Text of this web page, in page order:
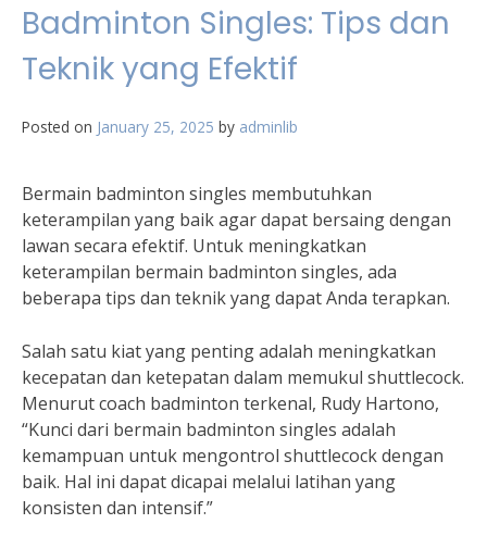
Badminton Singles: Tips dan
Teknik yang Efektif
Posted on January 25, 2025 by adminlib
Bermain badminton singles membutuhkan
keterampilan yang baik agar dapat bersaing dengan
lawan secara efektif. Untuk meningkatkan
keterampilan bermain badminton singles, ada
beberapa tips dan teknik yang dapat Anda terapkan.
Salah satu kiat yang penting adalah meningkatkan
kecepatan dan ketepatan dalam memukul shuttlecock.
Menurut coach badminton terkenal, Rudy Hartono,
“Kunci dari bermain badminton singles adalah
kemampuan untuk mengontrol shuttlecock dengan
baik. Hal ini dapat dicapai melalui latihan yang
konsisten dan intensif.”